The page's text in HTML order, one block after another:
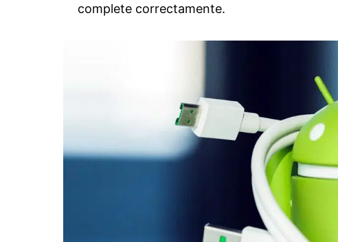
complete correctamente.